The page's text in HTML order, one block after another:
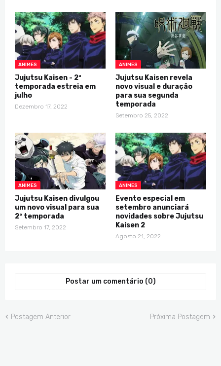
ANIMES
Jujutsu Kaisen - 2ª
temporada estreia em
julho
Dezembro 17, 2022
ANIMES
Jujutsu Kaisen revela
novo visual e duração
para sua segunda
temporada
Setembro 25, 2022
ANIMES
Jujutsu Kaisen divulgou
um novo visual para sua
2ª temporada
Setembro 17, 2022
ANIMES
Evento especial em
setembro anunciará
novidades sobre Jujutsu
Kaisen 2
Agosto 21, 2022
Postar um comentário (0)
Postagem Anterior Próxima Postagem